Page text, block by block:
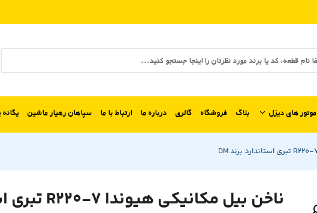
موتور های دیزل بلاگ فروشگاه گالری درباره ما ارتباط با ما سپاهان رهیار ماشین
ناخن بیل مکانیکی هیوندا R220-7 تبری استاندارد برند DM